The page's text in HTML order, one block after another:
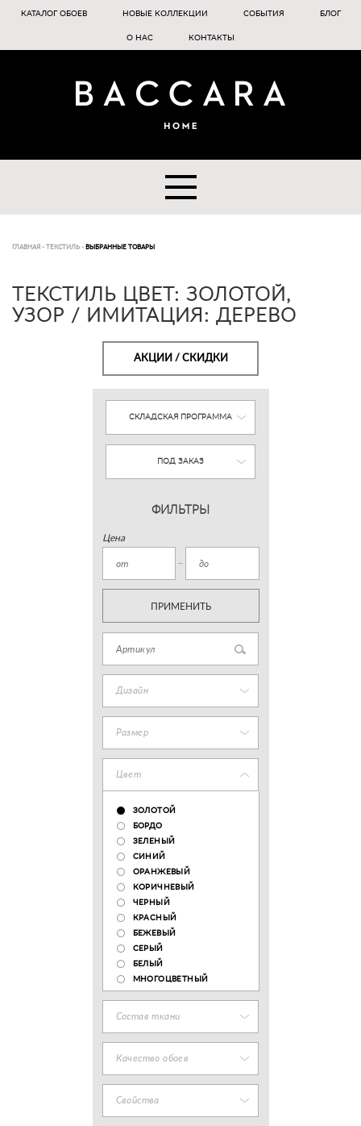
КАТАЛОГ ОБОЕВ НОВЫЕ КОЛЛЕКЦИИ СОБЫТИЯ БЛОГ
О НАС КОНТАКТЫ
ГЛАВНАЯ - ТЕКСТИЛЬ - ВЫБРАННЫЕ ТОВАРЫ
ТЕКСТИЛЬ ЦВЕТ: ЗОЛОТОЙ,
УЗОР / ИМИТАЦИЯ: ДЕРЕВО
АКЦИИ / СКИДКИ
СКЛАДСКАЯ ПРОГРАММА
ПОД ЗАКАЗ
ФИЛЬТРЫ
Цена
ПРИМЕНИТЬ
Дизайн
Размер
Цвет
ЗОЛОТОЙ
БОРДО
ЗЕЛЕНЫЙ
СИНИЙ
ОРАНЖЕВЫЙ
КОРИЧНЕВЫЙ
ЧЕРНЫЙ
КРАСНЫЙ
БЕЖЕВЫЙ
СЕРЫЙ
БЕЛЫЙ
МНОГОЦВЕТНЫЙ
Состав ткани
Качество обоев
Свойства